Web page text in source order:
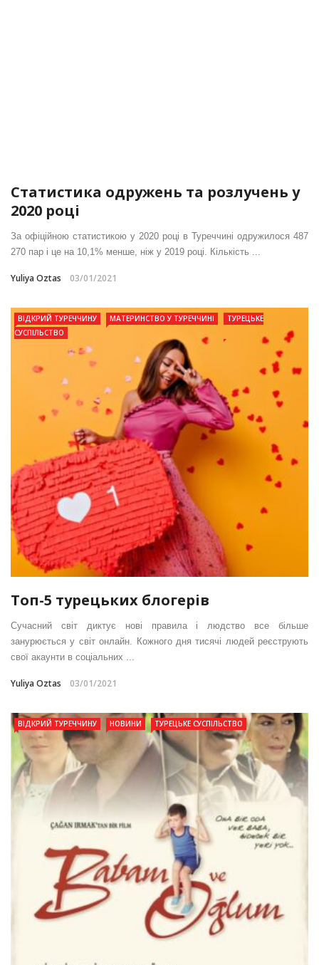
Статистика одружень та розлучень у
2020 році
За офіційною статистикою у 2020 році в Туреччині одружилося 487
270 пар і це на 10,1% менше, ніж у 2019 році. Кількість ...
Yuliya Oztas 03/01/2021
ВІДКРИЙ ТУРЕЧЧИНУ МАТЕРИНСТВО У ТУРЕЧЧИНІ
ТУРЕЦЬКЕ
СУСПІЛЬСТВО
Топ-5 турецьких блогерів
Сучасний світ диктує нові правила і людство все більше
занурюється у світ онлайн. Кожного дня тисячі людей реєструють
свої акаунти в соціальних ...
Yuliya Oztas 03/01/2021
ВІДКРИЙ ТУРЕЧЧИНУ НОВИНИ ТУРЕЦЬКЕ СУСПІЛЬСТВО